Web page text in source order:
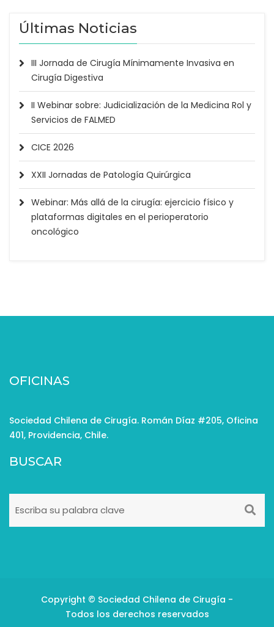
Últimas Noticias
III Jornada de Cirugía Mínimamente Invasiva en
Cirugía Digestiva
II Webinar sobre: Judicialización de la Medicina Rol y
Servicios de FALMED
CICE 2026
XXII Jornadas de Patología Quirúrgica
Webinar: Más allá de la cirugía: ejercicio físico y
plataformas digitales en el perioperatorio
oncológico
OFICINAS
Sociedad Chilena de Cirugía. Román Díaz #205, Oficina
401, Providencia, Chile.
BUSCAR
Copyright © Sociedad Chilena de Cirugía -
Todos los derechos reservados